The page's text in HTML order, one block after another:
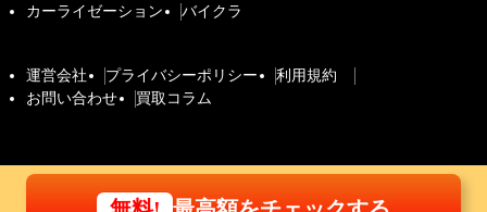
カーライゼーション
バイクラ
運営会社 プライバシーポリシー
利用規約
お問い合わせ
買取コラム